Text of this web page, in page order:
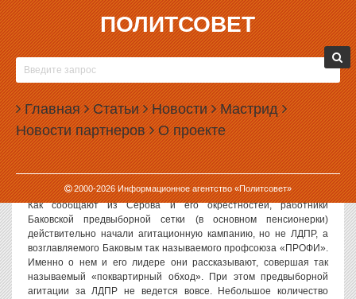
ПОЛИТСОВЕТ
Главная Статьи Новости Мастрид
Новости партнеров О проекте
2000-2026Информационное агентство «Политсовет»
29.08.2006, 15:03
АНТОН БАКОВ ТРАТИТ ДЕНЬГИ ЛДПР НА
СОБСТВЕННЫЙ ПИАР
Политсовет, 29.08.2006. Становятся известными подробности
пиар-компании, которую скандально известный депутат Антон
Баков ведет в Серовском оруге по заказу регионального
отделения Либерально-демократической партии. Как стало
известно ИА «Политсовет», известный авантюрист в очередной
раз использует средства заказчика для собственного пиара.
Как сообщают из Серова и его окрестностей, работники
Баковской предвыборной сетки (в основном пенсионерки)
действительно начали агитационную кампанию, но не ЛДПР, а
возглавляемого Баковым так называемого профсоюза «ПРОФИ».
Именно о нем и его лидере они рассказывают, совершая так
называемый «поквартирный обход». При этом предвыборной
агитации за ЛДПР не ведется вовсе. Небольшое количество